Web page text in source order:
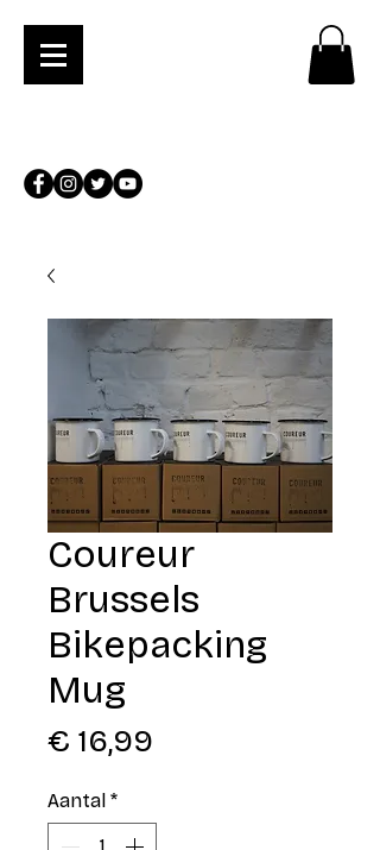
Coureur
Brussels
Bikepacking
Mug
€ 16,99
Aantal *